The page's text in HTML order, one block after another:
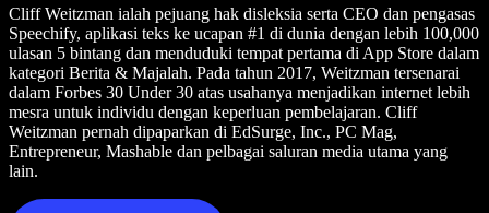
Cliff Weitzman ialah pejuang hak disleksia serta CEO dan pengasas
Speechify, aplikasi teks ke ucapan #1 di dunia dengan lebih 100,000
ulasan 5 bintang dan menduduki tempat pertama di App Store dalam
kategori Berita & Majalah. Pada tahun 2017, Weitzman tersenarai
dalam Forbes 30 Under 30 atas usahanya menjadikan internet lebih
mesra untuk individu dengan keperluan pembelajaran. Cliff
Weitzman pernah dipaparkan di EdSurge, Inc., PC Mag,
Entrepreneur, Mashable dan pelbagai saluran media utama yang
lain.